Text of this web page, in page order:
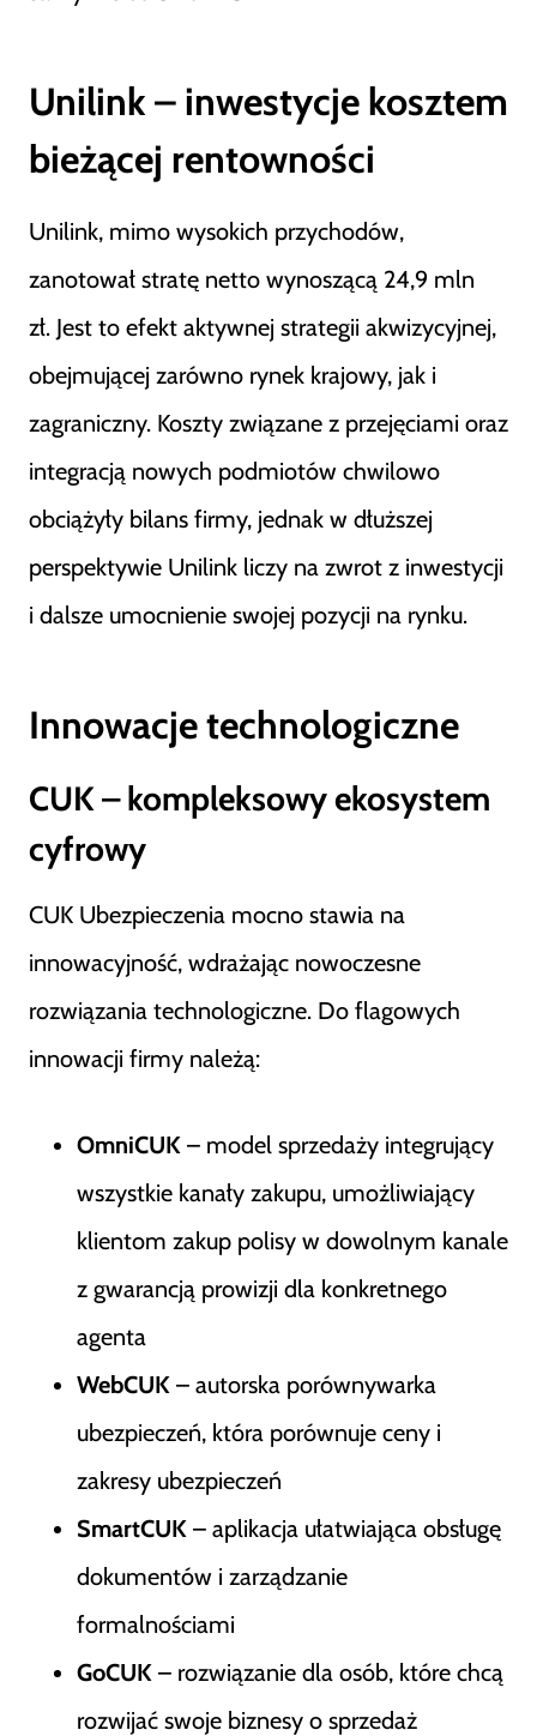
Unilink – inwestycje kosztem
bieżącej rentowności
Unilink, mimo wysokich przychodów,
zanotował stratę netto wynoszącą 24,9 mln
zł. Jest to efekt aktywnej strategii akwizycyjnej,
obejmującej zarówno rynek krajowy, jak i
zagraniczny. Koszty związane z przejęciami oraz
integracją nowych podmiotów chwilowo
obciążyły bilans firmy, jednak w dłuższej
perspektywie Unilink liczy na zwrot z inwestycji
i dalsze umocnienie swojej pozycji na rynku.
Innowacje technologiczne
CUK – kompleksowy ekosystem
cyfrowy
CUK Ubezpieczenia mocno stawia na
innowacyjność, wdrażając nowoczesne
rozwiązania technologiczne. Do flagowych
innowacji firmy należą:
OmniCUK – model sprzedaży integrujący
wszystkie kanały zakupu, umożliwiający
klientom zakup polisy w dowolnym kanale
z gwarancją prowizji dla konkretnego
agenta
WebCUK – autorska porównywarka
ubezpieczeń, która porównuje ceny i
zakresy ubezpieczeń
SmartCUK – aplikacja ułatwiająca obsługę
dokumentów i zarządzanie
formalnościami
GoCUK – rozwiązanie dla osób, które chcą
rozwijać swoje biznesy o sprzedaż